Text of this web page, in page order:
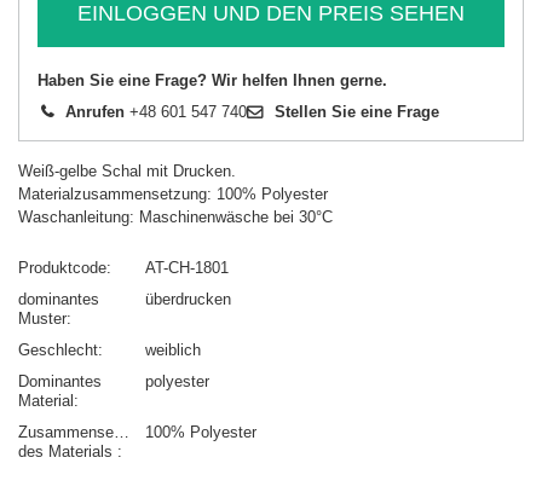
EINLOGGEN UND DEN PREIS SEHEN
Haben Sie eine Frage? Wir helfen Ihnen gerne.
Anrufen +48 601 547 740 Stellen Sie eine Frage
Weiß-gelbe Schal mit Drucken.
Materialzusammensetzung: 100% Polyester
Waschanleitung: Maschinenwäsche bei 30°C
Produktcode
AT-CH-1801
dominantes
Muster
überdrucken
Geschlecht
weiblich
Dominantes
Material
polyester
Zusammensetzung
des Materials
100% Polyester